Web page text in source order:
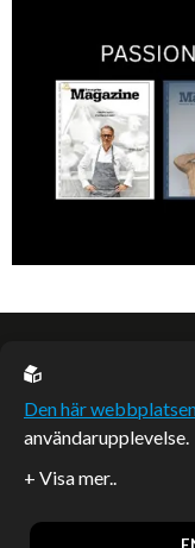
EU casino
Artiklar publicerade
redaktionellt är
Den här
användarupplevelse.